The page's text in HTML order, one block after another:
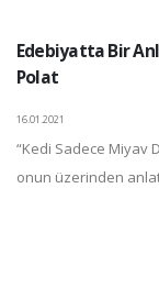
Edebiyatta Bir
Polat
16.01.2021
“Kedi Sadece Miyav
onun üzerinden